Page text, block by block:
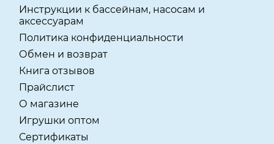
Инструкции к бассейнам, насосам и
аксессуарам
Политика конфиденциальности
Обмен и возврат
Книга отзывов
Прайслист
О магазине
Игрушки оптом
Сертификаты